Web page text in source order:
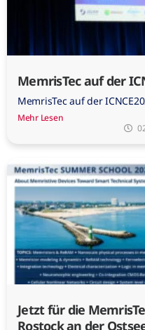
MemrisTec auf der
MemrisTec auf der
Mehr Lesen
Jetzt für die
Rostock an der